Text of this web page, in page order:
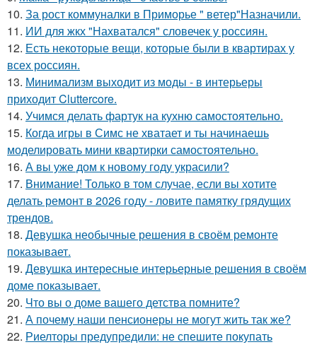
10. За рост коммуналки в Приморье " ветер"Назначили.
11. ИИ для жкх "Нахватался" словечек у россиян.
12. Есть некоторые вещи, которые были в квартирах у
всех россиян.
13. Минимализм выходит из моды - в интерьеры
приходит Cluttercore.
14. Учимся делать фартук на кухню самостоятельно.
15. Когда игры в Симс не хватает и ты начинаешь
моделировать мини квартирки самостоятельно.
16. А вы уже дом к новому году украсили?
17. Внимание! Только в том случае, если вы хотите
делать ремонт в 2026 году - ловите памятку грядущих
трендов.
18. Девушка необычные решения в своём ремонте
показывает.
19. Девушка интересные интерьерные решения в своём
доме показывает.
20. Что вы о доме вашего детства помните?
21. А почему наши пенсионеры не могут жить так же?
22. Риелторы предупредили: не спешите покупать